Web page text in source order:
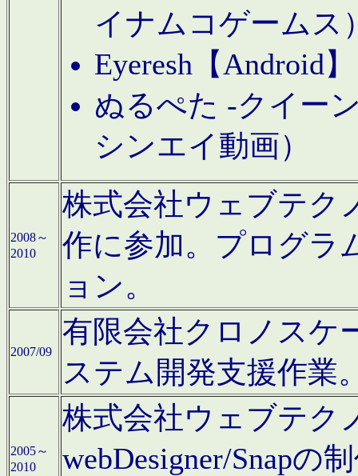
イナムコゲームス
Eyeresh【Android
ぬるぺた -クイー
シンエイ動画）
2008～
2010
株式会社ウェブテク
作に参加。プログラ
ョン。
2007/09
有限会社クロノスケ
ステム開発支援作業
2005～
2010
株式会社ウェブテク
webDesigner/Snapの